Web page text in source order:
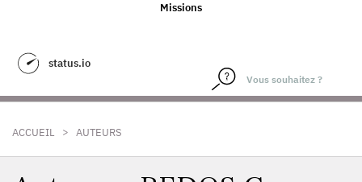
Missions
status.io
ACCUEIL > AUTEURS